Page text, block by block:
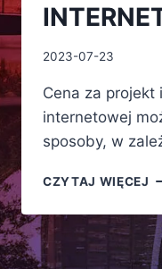
2023-07-23
Cena za
internetowej
sposoby, w
CZYTAJ WIĘCEJ
ZA